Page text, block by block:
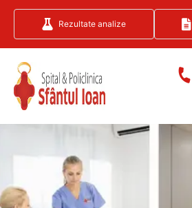
Rezultate analize